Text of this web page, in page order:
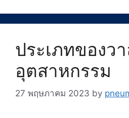
ประเภทของว
อุตสาหกรรม
27 พฤษภาคม 2023 by